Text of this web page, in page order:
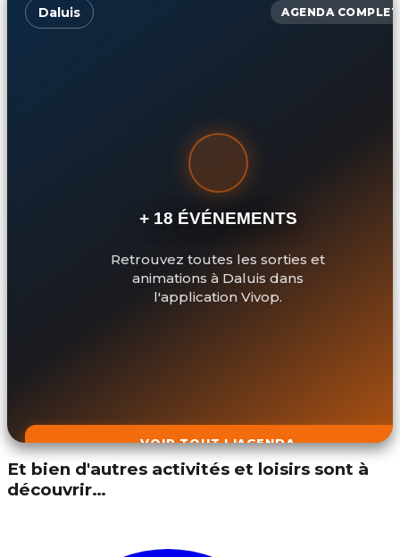
Daluis AGENDA COMPLET
+ 18 ÉVÉNEMENTS
Retrouvez toutes les sorties et
animations à Daluis dans
l'application Vivop.
VOIR TOUT L'AGENDA
Et bien d'autres activités et loisirs sont à
découvrir…